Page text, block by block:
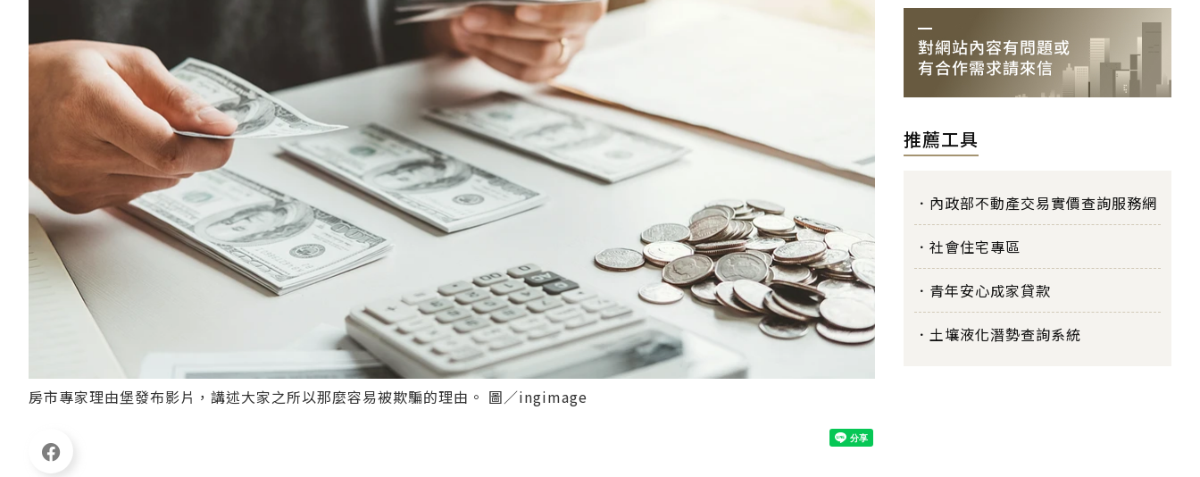
房市專家理由堡發布影片，講述大家之所以那麼容易被欺騙的理由。 圖／ingimage
推薦工具
內政部不動產交易實價查詢服務網
社會住宅專區
青年安心成家貸款
土壤液化潛勢查詢系統